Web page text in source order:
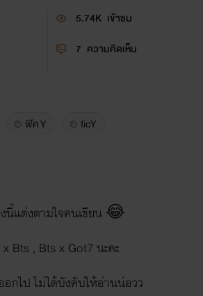
5.74K เข้าชม
7 ความคิดเห็น
ฟิค Y ficY
นี้แต่งตามใจคนเขียน 😂
Bts , Bts x Got7 นะคะ
กไป ไม่ได้บังคับให้อ่านน่อวว